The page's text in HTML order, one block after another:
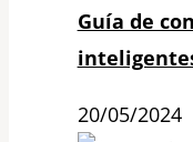
Guía de
20/05/2024